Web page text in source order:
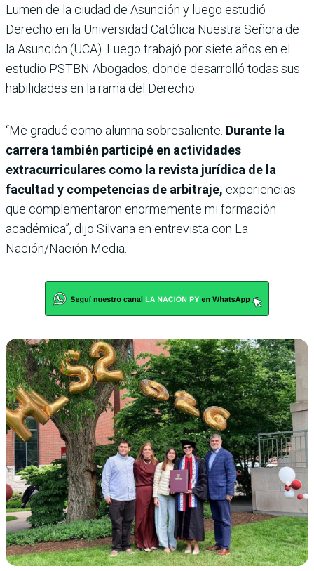
Lumen de la ciudad de Asunción y luego estudió
Derecho en la Universidad Católica Nuestra Señora de
la Asunción (UCA). Luego trabajó por siete años en el
estudio PSTBN Abogados, donde desarrolló todas sus
habilidades en la rama del Derecho.
“Me gradué como alumna sobresaliente. Durante la
carrera también participé en actividades
extracurriculares como la revista jurídica de la
facultad y competencias de arbitraje, experiencias
que complementaron enormemente mi formación
académica”, dijo Silvana en entrevista con La
Nación/Nación Media.